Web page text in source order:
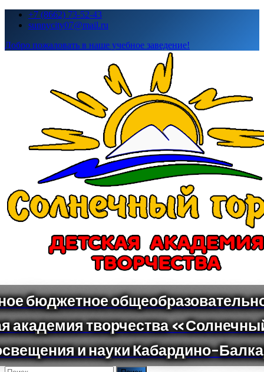
Перейти+7 (8662) 73-52-43
sunnycity07@mail.ru
Добро пожаловать в наше учебное заведение!